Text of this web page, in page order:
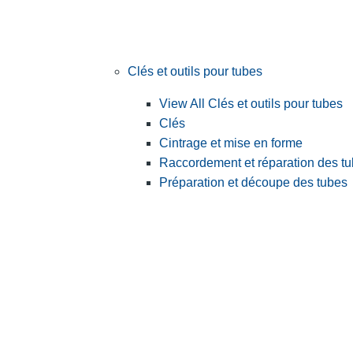
Clés et outils pour tubes
View All Clés et outils pour tubes
Clés
Cintrage et mise en forme
Raccordement et réparation des
Préparation et découpe des tubes